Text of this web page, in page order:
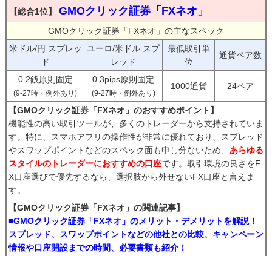
【総合1位】 GMOクリック証券「FXネオ」
GMOクリック証券「FXネオ」の主なスペック
米ドル/円 スプレッ
ド
ユーロ/米ドル スプ
レッド
最低取引単
位
通貨ペア数
0.2銭原則固定
(9-27時・例外あり)
0.3pips原則固定
(9-27時・例外あり)
1000通貨 24ペア
【GMOクリック証券「FXネオ」のおすすめポイント】
機能性の高い取引ツールが、多くのトレーダーから支持されていま
す。特に、スマホアプリの操作性が非常に優れており、スプレッド
やスワップポイントなどのスペック面も申し分ないため、 あらゆる
スタイルのトレーダーにおすすめの口座です。取引環境の良さをF
X口座選びで優先するなら、選択肢から外せないFX口座と言えま
す。
【GMOクリック証券「FXネオ」の関連記事】
■GMOクリック証券「FXネオ」のメリット・デメリットを解説！
スプレッド、スワップポイントなどの他社との比較、キャンペーン
情報や口座開設までの時間、必要書類も紹介！